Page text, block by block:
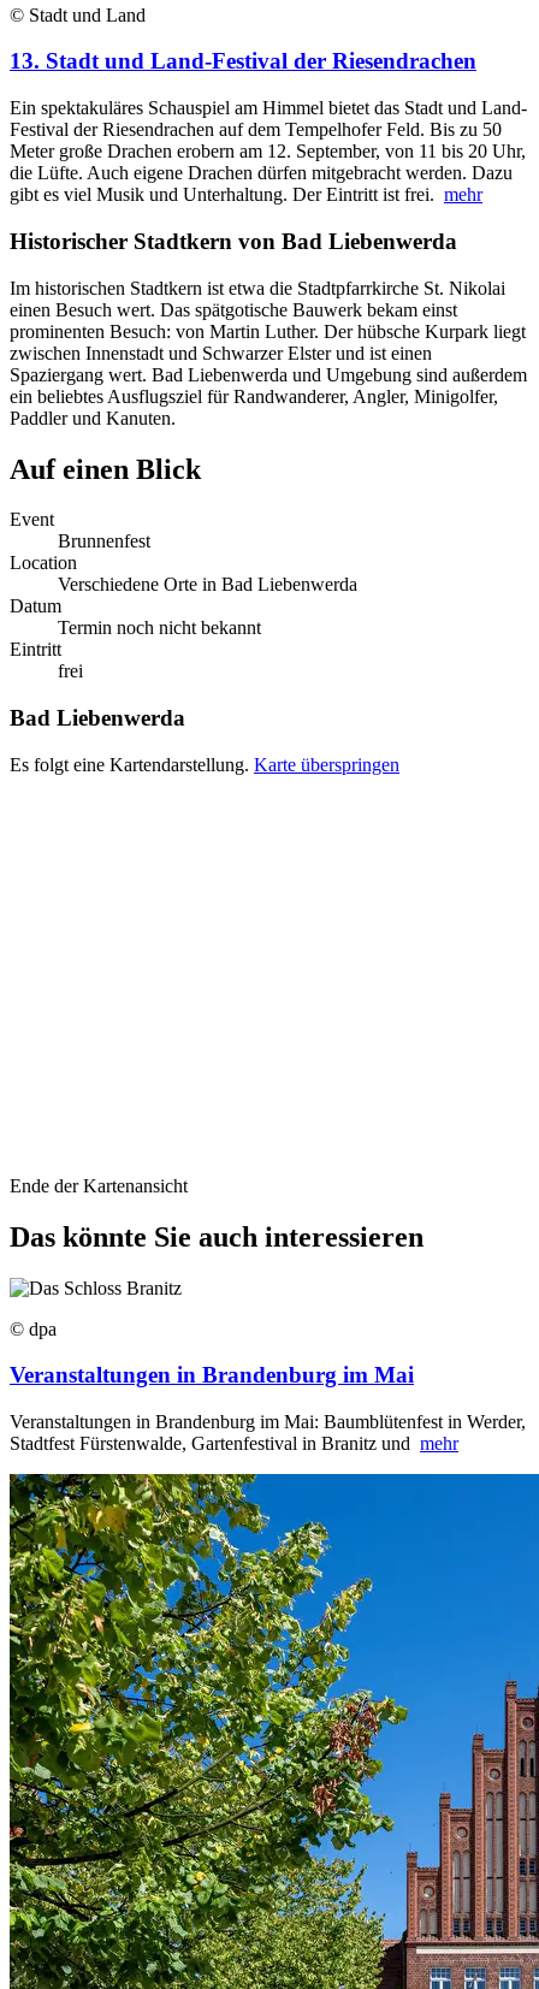
© Stadt und Land
13. Stadt und Land-Festival der Riesendrachen
Ein spektakuläres Schauspiel am Himmel bietet das Stadt und Land-
Festival der Riesendrachen auf dem Tempelhofer Feld. Bis zu 50
Meter große Drachen erobern am 12. September, von 11 bis 20 Uhr,
die Lüfte. Auch eigene Drachen dürfen mitgebracht werden. Dazu
gibt es viel Musik und Unterhaltung. Der Eintritt ist frei. mehr
Historischer Stadtkern von Bad Liebenwerda
Im historischen Stadtkern ist etwa die Stadtpfarrkirche St. Nikolai
einen Besuch wert. Das spätgotische Bauwerk bekam einst
prominenten Besuch: von Martin Luther. Der hübsche Kurpark liegt
zwischen Innenstadt und Schwarzer Elster und ist einen
Spaziergang wert. Bad Liebenwerda und Umgebung sind außerdem
ein beliebtes Ausflugsziel für Randwanderer, Angler, Minigolfer,
Paddler und Kanuten.
Auf einen Blick
Event
Brunnenfest
Location
Verschiedene Orte in Bad Liebenwerda
Datum
Termin noch nicht bekannt
Eintritt
frei
Bad Liebenwerda
Es folgt eine Kartendarstellung. Karte überspringen
Ende der Kartenansicht
Das könnte Sie auch interessieren
© dpa
Veranstaltungen in Brandenburg im Mai
Veranstaltungen in Brandenburg im Mai: Baumblütenfest in Werder,
Stadtfest Fürstenwalde, Gartenfestival in Branitz und mehr